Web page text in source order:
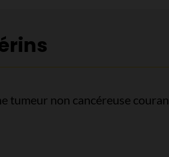
tumeur non cancéreuse
utérins